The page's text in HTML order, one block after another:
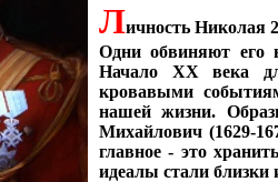
Личность Николая
Одни обвиняют его
Начало XX века
кровавыми
нашей жизни.
Михайлович (1629-
главное - это
идеалы стали близки